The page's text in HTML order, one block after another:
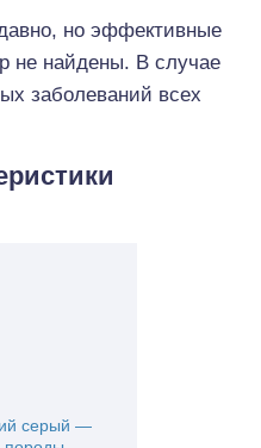
но эффективные
не найдены. В случае
заболеваний всех
серый —